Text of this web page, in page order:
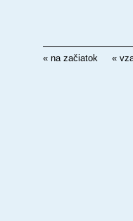
« na začiatok «